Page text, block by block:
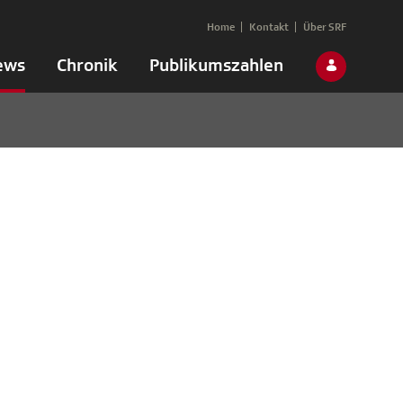
Chronik Publikumszahlen
Home Kontakt Über SRF